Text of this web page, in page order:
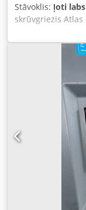
Stāvoklis: ļoti
skrūvgriezis
nepārtrauktam
lietojumos.
valsts: Zviedrija •
sabalansēts
piemērots
Komplektācija: •
akumulatori Atlas
redzams attēlos
normālām
Iekārta noņemta
Ražošana •
Profesionālas
iekārtām –